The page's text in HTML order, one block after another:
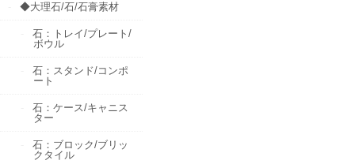
◆大理石/石/石膏素材
石：トレイ/プレート/
ボウル
石：スタンド/コンポ
ート
石：ケース/キャニス
ター
石：ブロック/ブリッ
クタイル